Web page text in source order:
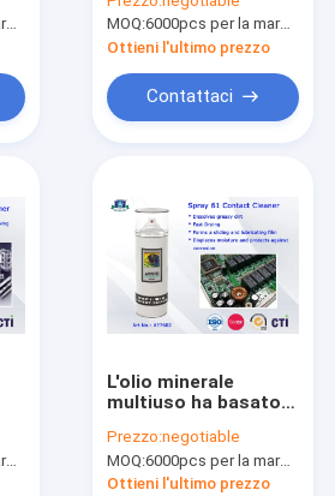
l'ugello di innesco
MOQ:6000pcs per la marca di Aristo, 15000pcs per la marca del cliente
Ottieni l'ultimo prezzo
Contattaci
L'olio minerale
multiuso ha basato il
del contatto dello
spruzzo 61 elettrici
del pulitore
Prezzo:negotiable
MOQ:6000pcs per la marca di Aristo, 15000pcs per la marca del cliente
Ottieni l'ultimo prezzo